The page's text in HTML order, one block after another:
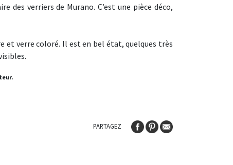
des verriers de Murano. C’est une pièce déco,
et verre coloré. Il est en bel état, quelques très
PARTAGEZ